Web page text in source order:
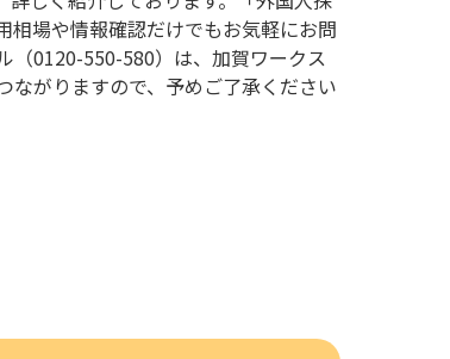
相場や情報確認だけでもお気軽にお問
（0120-550-580）は、加賀ワークス
ながりますので、予めご了承ください